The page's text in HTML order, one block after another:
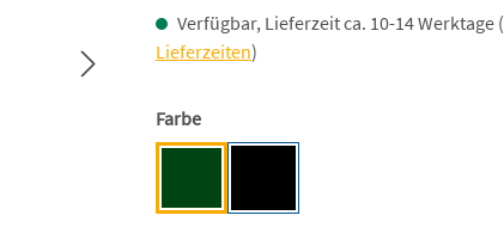
Verfügbar, Lieferzeit ca. 10-14 Werktage (
Lieferzeiten)
Farbeauswählen